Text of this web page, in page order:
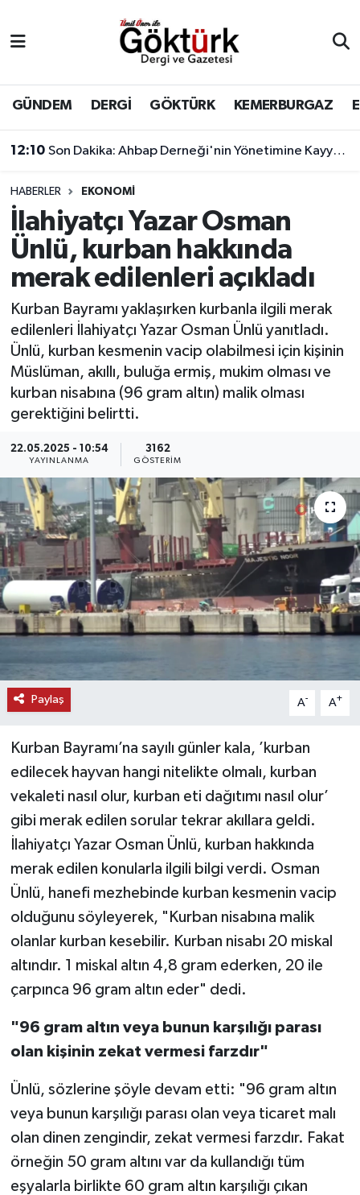
GÜNDEM DERGİ GÖKTÜRK KEMERBURGAZ
12:10 Son Dakika: Ahbap Derneği'nin Yönetimine Kayyum Atandı
HABERLER EKONOMİ
İlahiyatçı Yazar Osman
Ünlü, kurban hakkında
merak edilenleri açıkladı
Kurban Bayramı yaklaşırken kurbanla ilgili merak
edilenleri İlahiyatçı Yazar Osman Ünlü yanıtladı.
Ünlü, kurban kesmenin vacip olabilmesi için kişinin
Müslüman, akıllı, buluğa ermiş, mukim olması ve
kurban nisabına (96 gram altın) malik olması
gerektiğini belirtti.
22.05.2025 - 10:54
YAYINLANMA
3162
GÖSTERIM
Paylaş A- A+
Kurban Bayramı’na sayılı günler kala, ’kurban
edilecek hayvan hangi nitelikte olmalı, kurban
vekaleti nasıl olur, kurban eti dağıtımı nasıl olur’
gibi merak edilen sorular tekrar akıllara geldi.
İlahiyatçı Yazar Osman Ünlü, kurban hakkında
merak edilen konularla ilgili bilgi verdi. Osman
Ünlü, hanefi mezhebinde kurban kesmenin vacip
olduğunu söyleyerek, "Kurban nisabına malik
olanlar kurban kesebilir. Kurban nisabı 20 miskal
altındır. 1 miskal altın 4,8 gram ederken, 20 ile
çarpınca 96 gram altın eder" dedi.
"96 gram altın veya bunun karşılığı parası
olan kişinin zekat vermesi farzdır"
Ünlü, sözlerine şöyle devam etti: "96 gram altın
veya bunun karşılığı parası olan veya ticaret malı
olan dinen zengindir, zekat vermesi farzdır. Fakat
örneğin 50 gram altını var da kullandığı tüm
eşyalarla birlikte 60 gram altın karşılığı çıkan
BİLİM
DERGİ
DÜNYA
EĞİTİM
EKONOMİ
GÖKTÜRK
GÜNDEM
KEMERBURGAZ
ÖZEL HABER
SAĞLIK
SPOR
TEKNOLOJİ
Eyüpsultan Hava Durumu
Eyüpsultan Trafik Yoğunluk Haritası
Süper Lig Puan Durumu ve Fikstür
Tüm Manşetler
Son Dakika Haberleri
Haber Arşivi